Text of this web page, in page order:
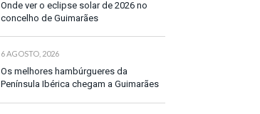
Onde ver o eclipse solar de 2026 no
concelho de Guimarães
6 AGOSTO, 2026
Os melhores hambúrgueres da
Península Ibérica chegam a Guimarães